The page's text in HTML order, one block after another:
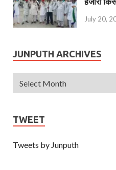
July 20,
JUNPUTH ARCHIVES
TWEET
Tweets by Junputh